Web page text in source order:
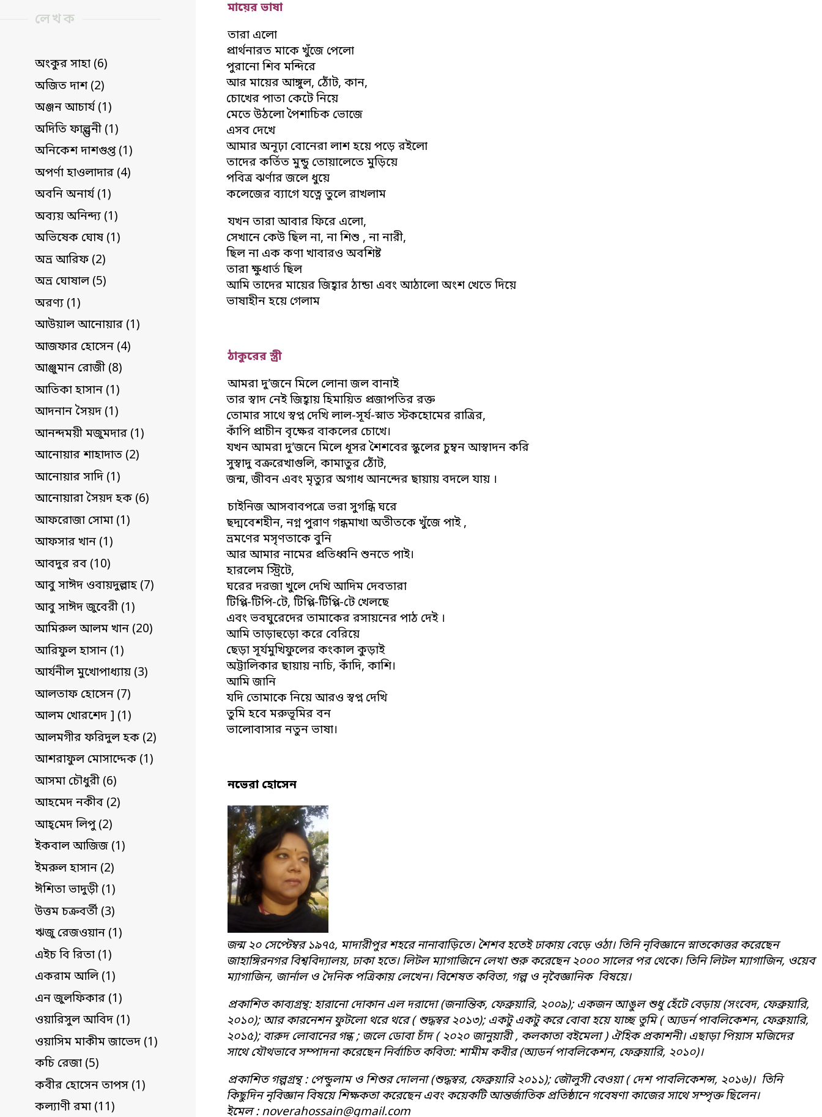
লেখক
অংকুর সাহা (6)
অজিত দাশ (2)
অঞ্জন আচার্য (1)
অদিতি ফাল্গুনী (1)
অনিকেশ দাশগুপ্ত (1)
অপর্ণা হাওলাদার (4)
অবনি অনার্য (1)
অব্যয় অনিন্দ্য (1)
অভিষেক ঘোষ (1)
অভ্র আরিফ (2)
অভ্র ঘোষাল (5)
অরণ্য (1)
আউয়াল আনোয়ার (1)
আজফার হোসেন (4)
আঞ্জুমান রোজী (8)
আতিকা হাসান (1)
আদনান সৈয়দ (1)
আনন্দময়ী মজুমদার (1)
আনোয়ার শাহাদাত (2)
আনোয়ার সাদি (1)
আনোয়ারা সৈয়দ হক (6)
আফরোজা সোমা (1)
আফসার খান (1)
আবদুর রব (10)
আবু সাঈদ ওবায়দুল্লাহ (7)
আবু সাঈদ জুবেরী (1)
আমিরুল আলম খান (20)
আরিফুল হাসান (1)
আর্যনীল মুখোপাধ্যায় (3)
আলতাফ হোসেন (7)
আলম খোরশেদ ] (1)
আলমগীর ফরিদুল হক (2)
আশরাফুল মোসাদ্দেক (1)
আসমা চৌধুরী (6)
আহমেদ নকীব (2)
আহ্‌মেদ লিপু (2)
ইকবাল আজিজ (1)
ইমরুল হাসান (2)
ঈশিতা ভাদুড়ী (1)
উত্তম চক্রবর্তী (3)
ঋজু রেজওয়ান (1)
এইচ বি রিতা (1)
একরাম আলি (1)
এন জুলফিকার (1)
ওয়ারিসুল আবিদ (1)
ওয়াসিম মাকীম জাভেদ (1)
কচি রেজা (5)
কবীর হোসেন তাপস (1)
কল্যাণী রমা (11)
মায়ের ভাষা
তারা এলো
প্রার্থনারত মাকে খুঁজে পেলো
পুরানো শিব মন্দিরে
আর মায়ের আঙ্গুল, ঠোঁট, কান,
চোখের পাতা কেটে নিয়ে
মেতে উঠলো পৈশাচিক ভোজে
এসব দেখে
আমার অনূঢ়া বোনেরা লাশ হয়ে পড়ে রইলো
তাদের কর্তিত মুন্ডু তোয়ালেতে মুড়িয়ে
পবিত্র ঝর্ণার জলে ধুয়ে
কলেজের ব্যাগে যত্নে তুলে রাখলাম
যখন তারা আবার ফিরে এলো,
সেখানে কেউ ছিল না, না শিশু , না নারী,
ছিল না এক কণা খাবারও অবশিষ্ট
তারা ক্ষুধার্ত ছিল
আমি তাদের মায়ের জিহ্বার ঠান্ডা এবং আঠালো অংশ খেতে দিয়ে
ভাষাহীন হয়ে গেলাম
ঠাকুরের স্ত্রী
আমরা দু’জনে মিলে লোনা জল বানাই
তার স্বাদ নেই জিহ্বায় হিমায়িত প্রজাপতির রক্ত
তোমার সাথে স্বপ্ন দেখি লাল-সূর্য-স্নাত স্টকহোমের রাত্রির,
কাঁপি প্রাচীন বৃক্ষের বাকলের চোখে।
যখন আমরা দু’জনে মিলে ধূসর শৈশবের স্কুলের চুম্বন আস্বাদন করি
সুস্বাদু বক্ররেখাগুলি, কামাতুর ঠোঁট,
জন্ম, জীবন এবং মৃত্যুর অগাধ আনন্দের ছায়ায় বদলে যায় ।
চাইনিজ আসবাবপত্রে ভরা সুগন্ধি ঘরে
ছদ্মবেশহীন, নগ্ন পুরাণ গন্ধমাখা অতীতকে খুঁজে পাই ,
ভ্রমণের মসৃণতাকে বুনি
আর আমার নামের প্রতিধ্বনি শুনতে পাই।
হারলেম স্ট্রিটে,
ঘরের দরজা খুলে দেখি আদিম দেবতারা
টিপ্পি-টিপি-টে, টিপ্পি-টিপ্পি-টে খেলছে
এবং ভবঘুরেদের তামাকের রসায়নের পাঠ দেই ।
আমি তাড়াহুড়ো করে বেরিয়ে
ছেড়া সূর্যমুখিফুলের কংকাল কুড়াই
অট্টালিকার ছায়ায় নাচি, কাঁদি, কাশি।
আমি জানি
যদি তোমাকে নিয়ে আরও স্বপ্ন দেখি
তুমি হবে মরুভূমির বন
ভালোবাসার নতুন ভাষা।
নভেরা হোসেন
জন্ম ২০ সেপ্টেম্বর ১৯৭৫, মাদারীপুর শহরে নানাবাড়িতে। শৈশব হতেই ঢাকায় বেড়ে ওঠা। তিনি নৃবিজ্ঞানে স্নাতকোত্তর করেছেন
জাহাঙ্গিরনগর বিশ্ববিদ্যালয়, ঢাকা হতে। লিটল ম্যাগাজিনে লেখা শুরু করেছেন ২০০০ সালের পর থেকে। তিনি লিটল ম্যাগাজিন, ওয়েব
ম্যাগাজিন, জার্নাল ও দৈনিক পত্রিকায় লেখেন। বিশেষত কবিতা, গল্প ও নৃবৈজ্ঞানিক বিষয়ে।
প্রকাশিত কাব্যগ্রন্থ: হারানো দোকান এল দরাদো (জনান্তিক, ফেব্রুয়ারি, ২০০৯); একজন আঙুল শুধু হেঁটে বেড়ায় (সংবেদ, ফেব্রুয়ারি,
২০১০); আর কারনেশন ফুটলো থরে থরে ( শুদ্ধস্বর ২০১৩); একটু একটু করে বোবা হয়ে যাচ্ছ তুমি ( অ্যডর্ন পাবলিকেশন, ফেব্রুয়ারি,
২০১৫); বারুদ লোবানের গন্ধ ; জলে ডোবা চাঁদ ( ২০২০ জানুয়ারী , কলকাতা বইমেলা ) ঐহিক প্রকাশনী। এছাড়া পিয়াস মজিদের
সাথে যৌথভাবে সম্পাদনা করেছেন নির্বাচিত কবিতা: শামীম কবীর (অ্যডর্ন পাবলিকেশন, ফেব্রুয়ারি, ২০১০)।
প্রকাশিত গল্পগ্রন্থ : পেন্ডুলাম ও শিশুর দোলনা (শুদ্ধস্বর, ফেব্রুয়ারি ২০১১); জৌলুসী বেওয়া ( দেশ পাবলিকেশন্স, ২০১৬)। তিনি
কিছুদিন নৃবিজ্ঞান বিষয়ে শিক্ষকতা করেছেন এবং কয়েকটি আন্তর্জাতিক প্রতিষ্ঠানে গবেষণা কাজের সাথে সম্পৃক্ত ছিলেন।
ইমেল : noverahossain@gmail.com